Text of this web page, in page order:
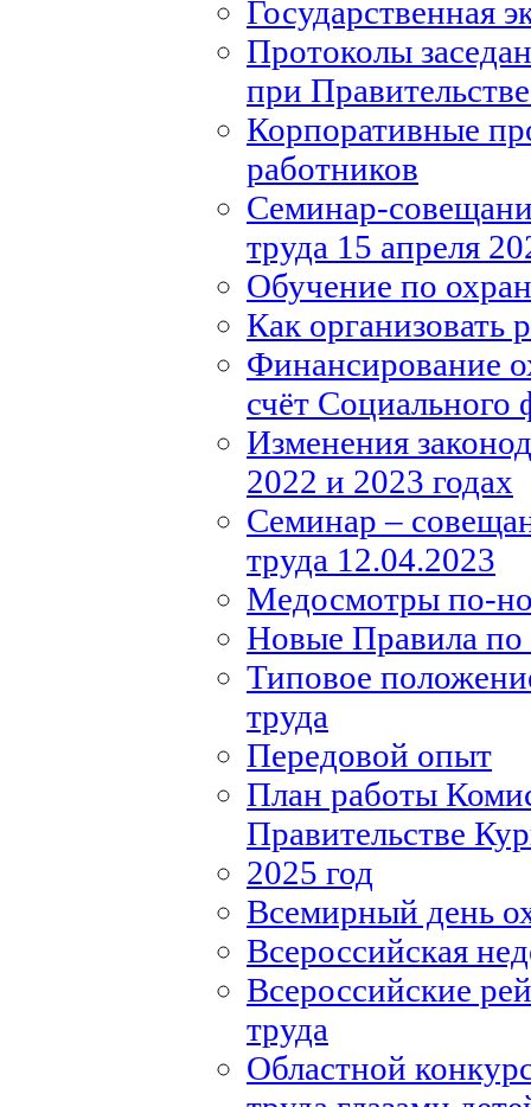
Государственная
Протоколы
при
Корпоративные
работников
Семинар-
труда 15 апреля
Обучение по
Как организовать
Финансирование
счёт Социального
Изменения
2022 и 2023 годах
Семинар –
труда 12.04.2023
Медосмотры по-
Новые Правила по
Типовое
труда
Передовой опыт
План работы
Правительстве
2025 год
Всемирный день
Всероссийская
Всероссийские
труда
Областной